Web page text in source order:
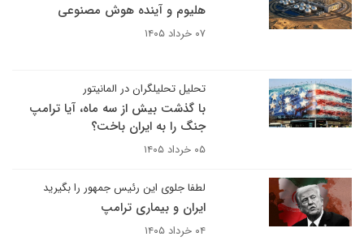
هلیوم و آینده هوش مصنوعی
۰۷ خرداد ۱۴۰۵
تحلیل تحلیلگران در المانیتور
با گذشت بیش از سه ماه، آیا ترامپ
جنگ را به ایران باخت؟
۰۵ خرداد ۱۴۰۵
لطفا جلوی این رئیس جمهور را بگیرید
ایران و بیماری ترامپ
۰۴ خرداد ۱۴۰۵